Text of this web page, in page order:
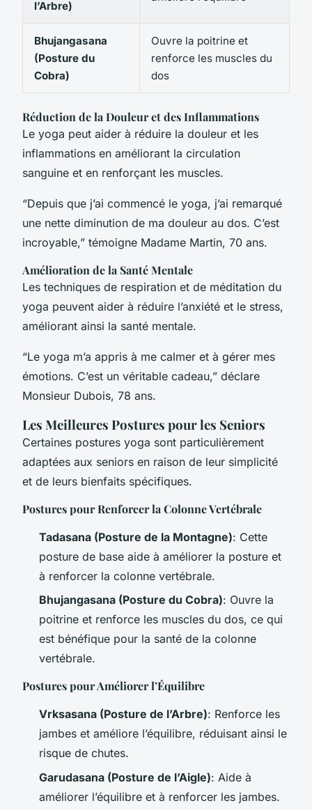
l’Arbre)
Bhujangasana
(Posture du
Cobra)
Ouvre la poitrine et
renforce les muscles du
dos
Réduction de la Douleur et des Inflammations
Le yoga peut aider à réduire la douleur et les
inflammations en améliorant la circulation
sanguine et en renforçant les muscles.
“Depuis que j’ai commencé le yoga, j’ai remarqué
une nette diminution de ma douleur au dos. C’est
incroyable,” témoigne Madame Martin, 70 ans.
Amélioration de la Santé Mentale
Les techniques de respiration et de méditation du
yoga peuvent aider à réduire l’anxiété et le stress,
améliorant ainsi la santé mentale.
“Le yoga m’a appris à me calmer et à gérer mes
émotions. C’est un véritable cadeau,” déclare
Monsieur Dubois, 78 ans.
Les Meilleures Postures pour les Seniors
Certaines postures yoga sont particulièrement
adaptées aux seniors en raison de leur simplicité
et de leurs bienfaits spécifiques.
Postures pour Renforcer la Colonne Vertébrale
Tadasana (Posture de la Montagne): Cette
posture de base aide à améliorer la posture et
à renforcer la colonne vertébrale.
Bhujangasana (Posture du Cobra): Ouvre la
poitrine et renforce les muscles du dos, ce qui
est bénéfique pour la santé de la colonne
vertébrale.
Postures pour Améliorer l’Équilibre
Vrksasana (Posture de l’Arbre): Renforce les
jambes et améliore l’équilibre, réduisant ainsi le
risque de chutes.
Garudasana (Posture de l’Aigle): Aide à
améliorer l’équilibre et à renforcer les jambes.